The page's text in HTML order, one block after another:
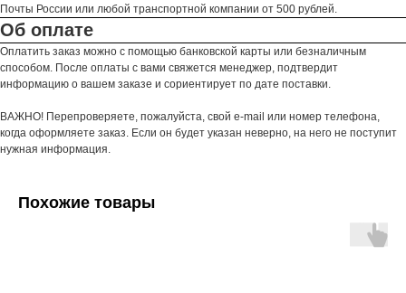
Почты России или любой транспортной компании от 500 рублей.
Об оплате
Оплатить заказ можно с помощью банковской карты или безналичным
способом. После оплаты с вами свяжется менеджер, подтвердит
информацию о вашем заказе и сориентирует по дате поставки.
ВАЖНО! Перепроверяете, пожалуйста, свой e-mail или номер телефона,
когда оформляете заказ. Если он будет указан неверно, на него не поступит
нужная информация.
Похожие товары